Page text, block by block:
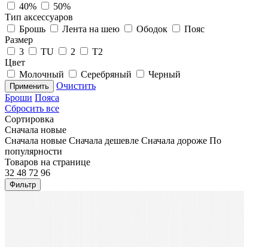
40%
50%
Тип аксессуаров
Брошь
Лента на шею Ободок
Пояс
Размер
3
TU 2
T2
Цвет
Молочный
Серебряный Черный
Применить
Очистить
Броши Пояса
Сбросить все
Сортировка
Сначала новые
Сначала новые Сначала дешевле Сначала дороже По
популярности
Товаров на странице
32 48 72 96
Фильтр